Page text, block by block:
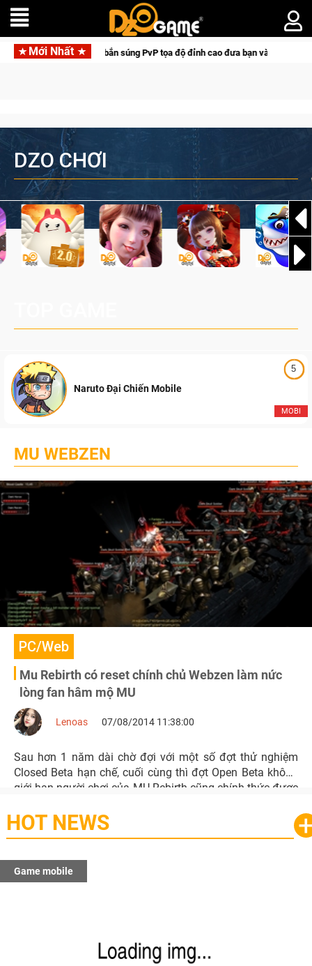
Mới Nhất
Hunter: Game bắn súng PvP tọa độ đỉnh cao đưa bạn vào các chiến dịch
DZO CHƠI
5
MOBI
Naruto Đại Chiến Mobile
MU WEBZEN
PC/Web
Mu Rebirth có reset chính chủ Webzen làm nức
lòng fan hâm mộ MU
Lenoas 07/08/2014 11:38:00
Sau hơn 1 năm dài chờ đợi với một số đợt thử nghiệm
Closed Beta hạn chế, cuối cùng thì đợt Open Beta không
giới hạn người chơi của MU Rebirth cũng chính thức được
HOT NEWS
Game mobile